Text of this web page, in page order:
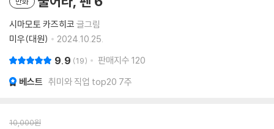
시마모토 카즈히코 글그림
미우(대원)
2024.10.25.
9.9 19 판매지수 120
베스트 취미와 직업 top20 7주
10,000원